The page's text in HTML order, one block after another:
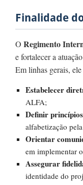
Finalidade
O Regimento
e fortalecer a
Em linhas gerais, ele
Estabelecer
ALFA;
Definir
alfabetização
Orientar
em implementar
Assegurar
identidade do